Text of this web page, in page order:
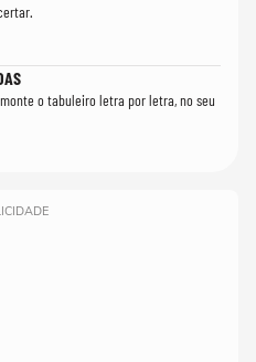
o tabuleiro letra por letra, no seu